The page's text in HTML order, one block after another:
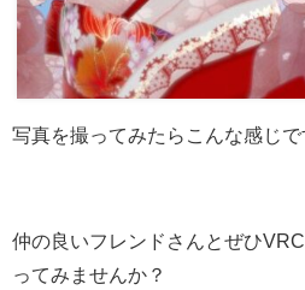
写真を撮ってみたらこんな感じで
仲の良いフレンドさんとぜひ
ってみませんか？